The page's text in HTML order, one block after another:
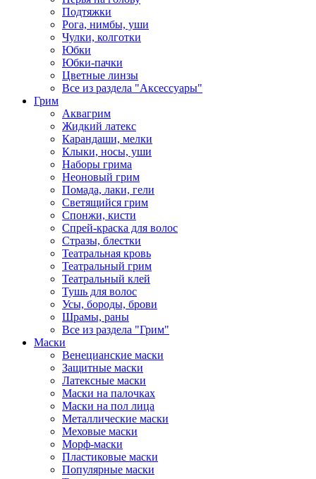
Подтяжки
Рога, нимбы, уши
Чулки, колготки
Юбки
Юбки-пачки
Цветные линзы
Все из раздела "Аксессуары"
Грим
Аквагрим
Жидкий латекс
Карандаши, мелки
Клыки, носы, уши
Наборы грима
Неоновый грим
Помада, лаки, гели
Светящийся грим
Спонжи, кисти
Спрей-краска для волос
Стразы, блестки
Театральная кровь
Театральный грим
Театральный клей
Тушь для волос
Усы, бороды, брови
Шрамы, раны
Все из раздела "Грим"
Маски
Венецианские маски
Защитные маски
Латексные маски
Маски на палочках
Маски на пол лица
Металлические маски
Меховые маски
Морф-маски
Пластиковые маски
Популярные маски